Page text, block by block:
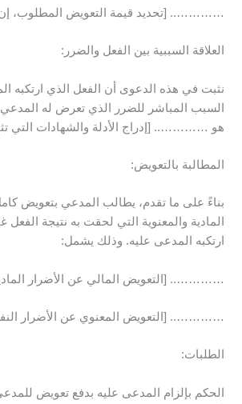
………….. [تحديد قيمة التعويض المطلوب،
العلاقة السببية بين الفعل والضرر:
نثبت في هذه الدعوى أن الفعل الذي ارتكبه
السبب المباشر للضرر الذي تعرض له
هو ………….. [إدراج الأدلة والشهادات التي
المطالبة بالتعويض:
بناءً على ما تقدم، يطالب المدعي بتعويض
المادية والمعنوية التي لحقت به نتيجة
ارتكبه المدعى عليه. وذلك يشمل:
………….. [التعويض المالي عن الأضرار
………….. [التعويض المعنوي عن الأضرار
الطلبات:
الحكم بإلزام المدعى عليه بدفع تعويض